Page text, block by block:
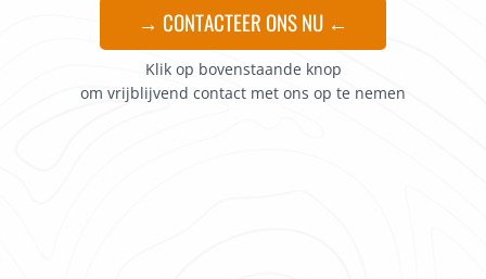
→ CONTACTEER ONS NU ←
Klik op bovenstaande knop
om vrijblijvend contact met ons op te nemen